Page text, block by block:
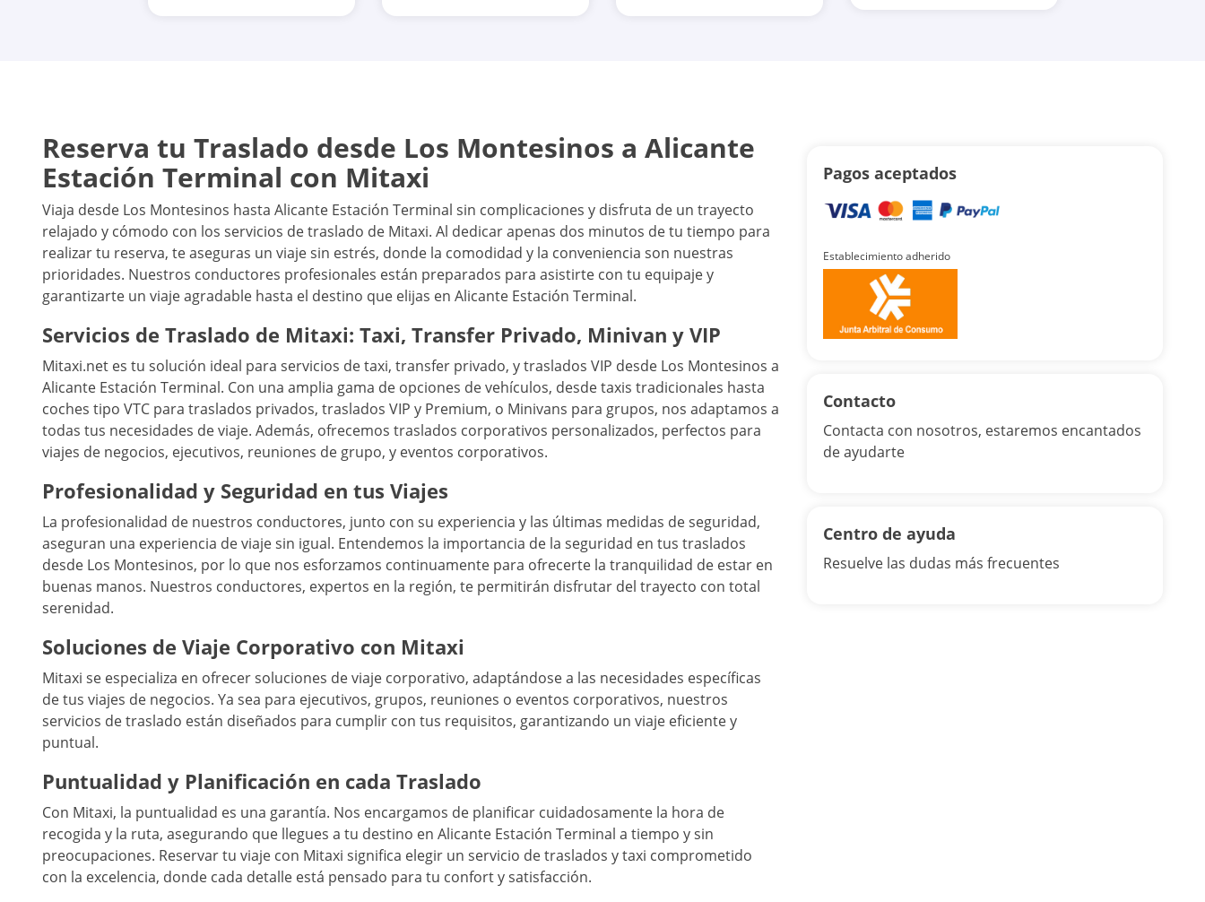
Reserva tu Traslado desde Los Montesinos a Alicante
Estación Terminal con Mitaxi
Viaja desde Los Montesinos hasta Alicante Estación Terminal sin complicaciones y disfruta de un trayecto
relajado y cómodo con los servicios de traslado de Mitaxi. Al dedicar apenas dos minutos de tu tiempo para
realizar tu reserva, te aseguras un viaje sin estrés, donde la comodidad y la conveniencia son nuestras
prioridades. Nuestros conductores profesionales están preparados para asistirte con tu equipaje y
garantizarte un viaje agradable hasta el destino que elijas en Alicante Estación Terminal.
Servicios de Traslado de Mitaxi: Taxi, Transfer Privado, Minivan y VIP
Mitaxi.net es tu solución ideal para servicios de taxi, transfer privado, y traslados VIP desde Los Montesinos a
Alicante Estación Terminal. Con una amplia gama de opciones de vehículos, desde taxis tradicionales hasta
coches tipo VTC para traslados privados, traslados VIP y Premium, o Minivans para grupos, nos adaptamos a
todas tus necesidades de viaje. Además, ofrecemos traslados corporativos personalizados, perfectos para
viajes de negocios, ejecutivos, reuniones de grupo, y eventos corporativos.
Profesionalidad y Seguridad en tus Viajes
La profesionalidad de nuestros conductores, junto con su experiencia y las últimas medidas de seguridad,
aseguran una experiencia de viaje sin igual. Entendemos la importancia de la seguridad en tus traslados
desde Los Montesinos, por lo que nos esforzamos continuamente para ofrecerte la tranquilidad de estar en
buenas manos. Nuestros conductores, expertos en la región, te permitirán disfrutar del trayecto con total
serenidad.
Soluciones de Viaje Corporativo con Mitaxi
Mitaxi se especializa en ofrecer soluciones de viaje corporativo, adaptándose a las necesidades específicas
de tus viajes de negocios. Ya sea para ejecutivos, grupos, reuniones o eventos corporativos, nuestros
servicios de traslado están diseñados para cumplir con tus requisitos, garantizando un viaje eficiente y
puntual.
Puntualidad y Planificación en cada Traslado
Con Mitaxi, la puntualidad es una garantía. Nos encargamos de planificar cuidadosamente la hora de
recogida y la ruta, asegurando que llegues a tu destino en Alicante Estación Terminal a tiempo y sin
preocupaciones. Reservar tu viaje con Mitaxi significa elegir un servicio de traslados y taxi comprometido
con la excelencia, donde cada detalle está pensado para tu confort y satisfacción.
Pagos aceptados
Establecimiento adherido
Contacto
Contacta con nosotros, estaremos encantados
de ayudarte
Centro de ayuda
Resuelve las dudas más frecuentes